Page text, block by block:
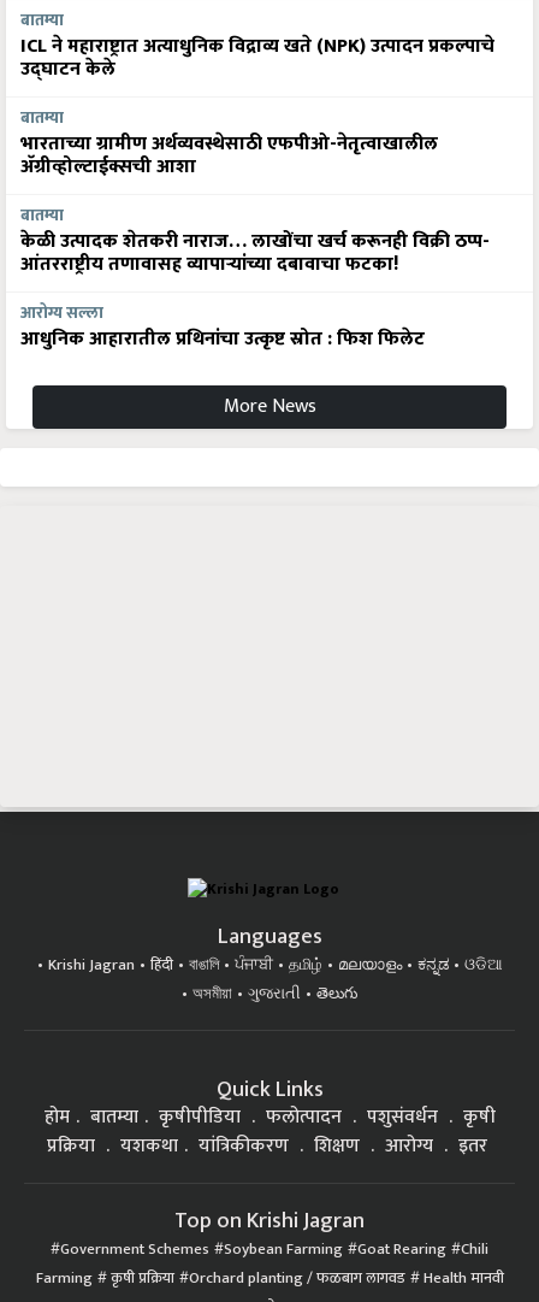
बातम्या
ICL ने महाराष्ट्रात अत्याधुनिक विद्राव्य खते (NPK) उत्पादन प्रकल्पाचे
उद्घाटन केले
बातम्या
भारताच्या ग्रामीण अर्थव्यवस्थेसाठी एफपीओ-नेतृत्वाखालील
अ‍ॅग्रीव्होल्टाईक्सची आशा
बातम्या
केळी उत्पादक शेतकरी नाराज… लाखोंचा खर्च करूनही विक्री ठप्प-
आंतरराष्ट्रीय तणावासह व्यापाऱ्यांच्या दबावाचा फटका!
आरोग्य सल्ला
आधुनिक आहारातील प्रथिनांचा उत्कृष्ट स्रोत : फिश फिलेट
More News
Languages
Krishi Jagran हिंदी বাঙালি ਪੰਜਾਬੀ தமிழ் മലയാളം ಕನ್ನಡ
ଓଡିଆ
অসমীয়া
ગુજરાતી తెలుగు
Quick Links
होम बातम्या कृषीपीडिया फलोत्पादन पशुसंवर्धन
कृषी
प्रक्रिया
यशकथा यांत्रिकीकरण शिक्षण आरोग्य इतर
Top on Krishi Jagran
Government Schemes Soybean Farming Goat Rearing Chili
Farming कृषी प्रक्रिया Orchard planting / फळबाग लागवड Health मानवी